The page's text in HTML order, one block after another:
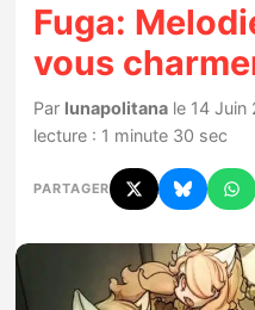
Actualités
Jeux
Hardware
Chiffres de
Fuga:
vous
Par lunapolitana le 14 Juin
lecture : 1 minute 30 sec
PARTAGER